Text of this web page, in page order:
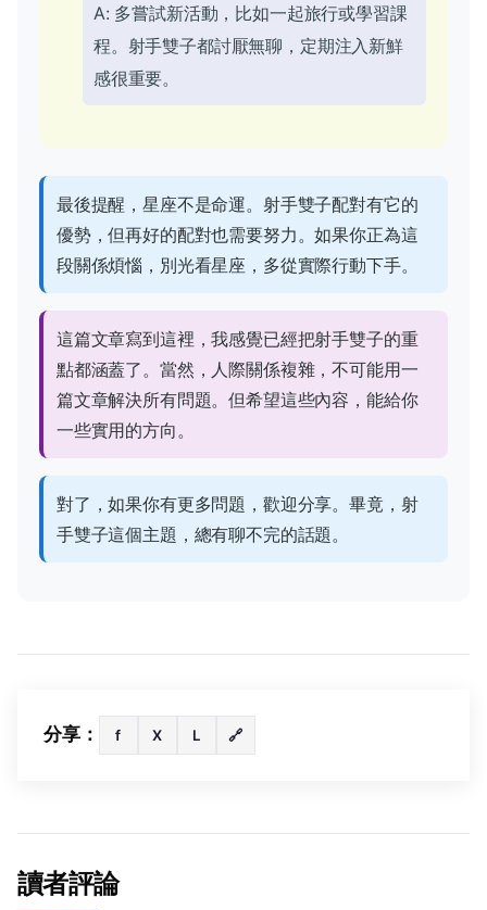
A: 多嘗試新活動，比如一起旅行或學習課
程。射手雙子都討厭無聊，定期注入新鮮
感很重要。
最後提醒，星座不是命運。射手雙子配對有它的
優勢，但再好的配對也需要努力。如果你正為這
段關係煩惱，別光看星座，多從實際行動下手。
這篇文章寫到這裡，我感覺已經把射手雙子的重
點都涵蓋了。當然，人際關係複雜，不可能用一
篇文章解決所有問題。但希望這些內容，能給你
一些實用的方向。
對了，如果你有更多問題，歡迎分享。畢竟，射
手雙子這個主題，總有聊不完的話題。
分享： f X L 🔗
讀者評論